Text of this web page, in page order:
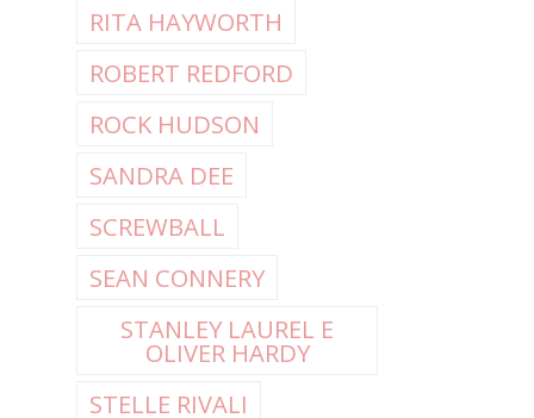
RITA HAYWORTH
ROBERT REDFORD
ROCK HUDSON
SANDRA DEE
SCREWBALL
SEAN CONNERY
STANLEY LAUREL E
OLIVER HARDY
STELLE RIVALI